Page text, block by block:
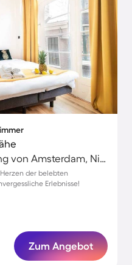
Amsterdam, Verwaltung von Amsterdam, Niederlande
der belebten
Erlebnisse!
Zum Angebot